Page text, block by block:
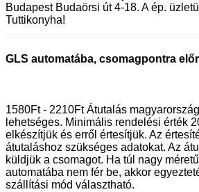
Budapest Budaörsi út 4-18. A ép.
Tuttikonyha!
GLS automatába, csomagpontra
1580Ft - 2210Ft Átutalás
lehetséges. Minimális rendelési érték
elkészítjük és erről értesítjük. Az
átutaláshoz szükséges adatokat. Az
küldjük a csomagot. Ha túl nagy
automatába nem fér be, akkor
szállítási mód választható.